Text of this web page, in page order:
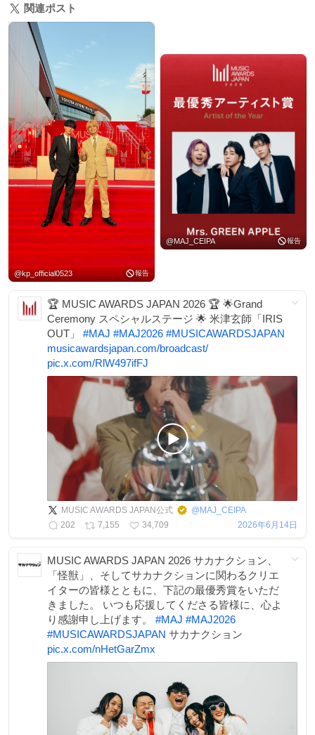
関連ポスト
@kp_official0523 報告
@MAJ_CEIPA 報告
🏆 MUSIC AWARDS JAPAN 2026 🏆 🌟Grand
Ceremony スペシャルステージ 🌟 米津玄師「IRIS
OUT」 #MAJ #MAJ2026 #MUSICAWARDSJAPAN
musicawardsjapan.com/broadcast/
pic.x.com/RlW497ifFJ
MUSIC AWARDS JAPAN公式 @MAJ_CEIPA
202
7,155 34,709 2026年6月14日
MUSIC AWARDS JAPAN 2026 サカナクション、
「怪獣」、そしてサカナクションに関わるクリエ
イターの皆様とともに、下記の最優秀賞をいただ
きました。 いつも応援してくださる皆様に、心よ
り感謝申し上げます。 #MAJ #MAJ2026
#MUSICAWARDSJAPAN サカナクション
pic.x.com/nHetGarZmx